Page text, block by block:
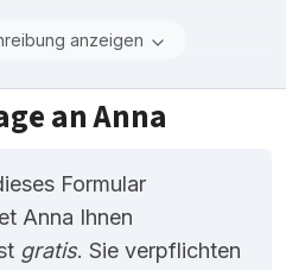
anzeigen
an Anna
Formular
Anna Ihnen
gratis. Sie verpflichten